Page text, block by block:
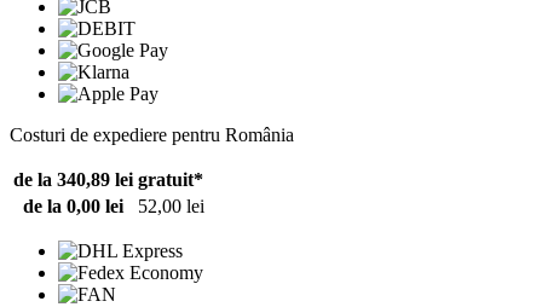
Costuri de expediere pentru România
de la 340,89 lei gratuit*
de la 0,00 lei
52,00 lei